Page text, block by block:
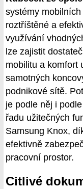
systémy
roztříštěné a
využívání
lze zajistit
mobilitu a komfort
samotných
podnikové sítě.
je podle něj i
řadu užitečných
Samsung Knox,
efektivně
pracovní prostor.
Citlivé